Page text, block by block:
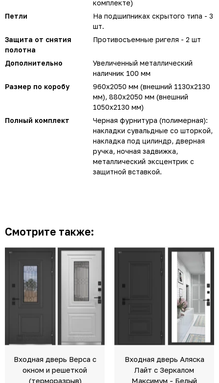
комплекте)
Петли
На подшипниках скрытого типа - 3
шт.
Защита от снятия
полотна
Противосъемные ригеля - 2 шт
Дополнительно
Увеличенный металлический
наличник 100 мм
Размер по коробу
960х2050 мм (внешний 1130х2130
мм), 880х2050 мм (внешний
1050х2130 мм)
Полный комплект
Черная фурнитура (полимерная):
накладки сувальдные со шторкой,
накладка под цилиндр, дверная
ручка, ночная задвижка,
металлический эксцентрик с
защитной вставкой.
Смотрите также:
Входная дверь Верса с
окном и решеткой
(терморазрыв)
Входная дверь Аляска
Лайт с Зеркалом
Максимум - Белый